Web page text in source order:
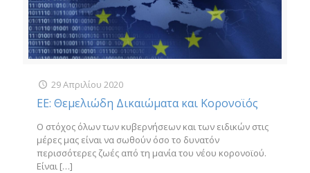
29 Απριλίου 2020
ΕΕ: Θεμελιώδη Δικαιώματα και Κορονοϊός
Ο στόχος όλων των κυβερνήσεων και των ειδικών στις
μέρες μας είναι να σωθούν όσο το δυνατόν
περισσότερες ζωές από τη μανία του νέου κορονοϊού.
Είναι […]